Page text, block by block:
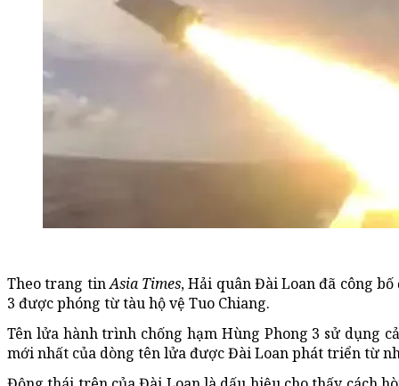
Theo trang tinAsia Times, Hải quân Đài Loan đã công
3 được phóng từ tàu hộ vệ Tuo Chiang.
Tên lửa hành trình chống hạm Hùng Phong 3 sử dụng
mới nhất của dòng tên lửa được Đài Loan phát triển từ